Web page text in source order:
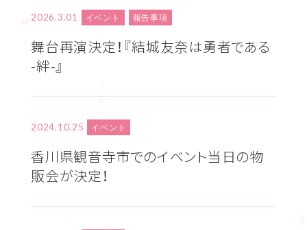
2026.3.01 イベント 報告事項
舞台再演決定！『結城友奈は勇者である
-絆-』
2024.10.25 イベント
香川県観音寺市でのイベント当日の物
販会が決定！